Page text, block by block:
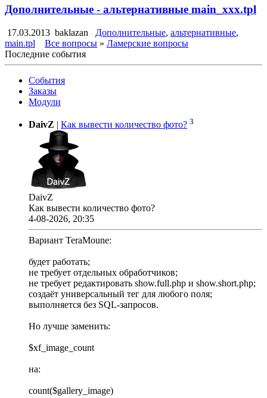
Дополнительные - альтернативные main_xxx.tpl
17.03.2013 baklazan Дополнительные, альтернативные,
main.tpl
Все вопросы » Ламерские вопросы
Последние события
События
Заказы
Модули
DaivZ | Как вывести количество фото? 3
DaivZ
Как вывести количество фото?
4-08-2026, 20:35
Вариант TeraMoune:
будет работать;
не требует отдельных обработчиков;
не требует редактировать show.full.php и show.short.php;
создаёт универсальный тег для любого поля;
выполняется без SQL-запросов.
Но лучше заменить:
$xf_image_count
на:
count($gallery_image)